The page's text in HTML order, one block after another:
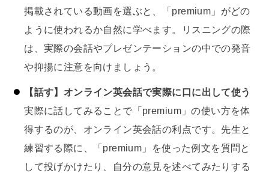
掲載されている動画を選ぶと、「premium」がどの
ように使われるか自然に学べます。リスニングの際
は、実際の会話やプレゼンテーションの中での発音
や抑揚に注意を向けましょう。
【話す】オンライン英会話で実際に口に出して使う
実際に話してみることで「premium」の使い方を体
得するのが、オンライン英会話の利点です。先生と
練習する際に、「premium」を使った例文を質問と
して投げかけたり、自分の意見を述べてみたりする